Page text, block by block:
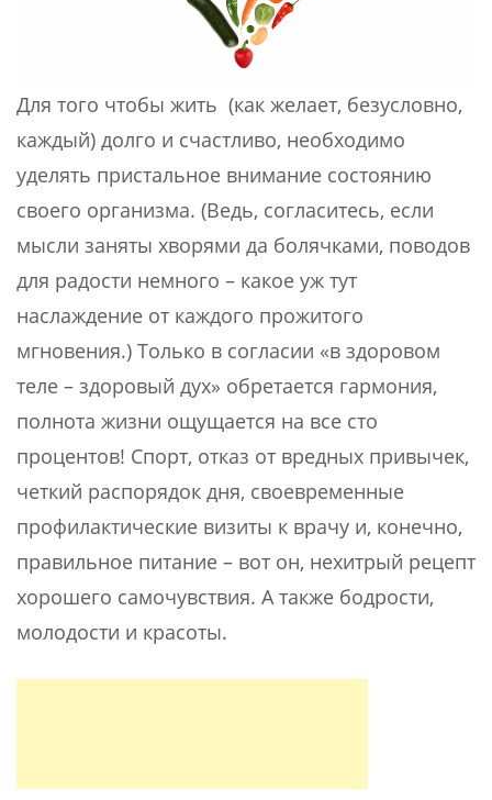
Для того чтобы жить (как желает, безусловно,
каждый) долго и счастливо, необходимо
уделять пристальное внимание состоянию
своего организма. (Ведь, согласитесь, если
мысли заняты хворями да болячками, поводов
для радости немного – какое уж тут
наслаждение от каждого прожитого
мгновения.) Только в согласии «в здоровом
теле – здоровый дух» обретается гармония,
полнота жизни ощущается на все сто
процентов! Спорт, отказ от вредных привычек,
четкий распорядок дня, своевременные
профилактические визиты к врачу и, конечно,
правильное питание – вот он, нехитрый рецепт
хорошего самочувствия. А также бодрости,
молодости и красоты.